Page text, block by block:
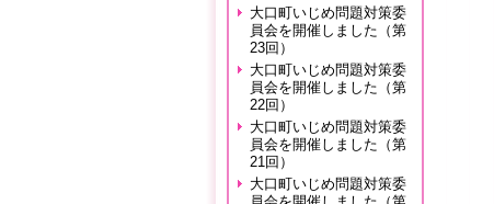
大口町いじめ問題対策委
員会を開催しました（第
23回）
大口町いじめ問題対策委
員会を開催しました（第
22回）
大口町いじめ問題対策委
員会を開催しました（第
21回）
大口町いじめ問題対策委